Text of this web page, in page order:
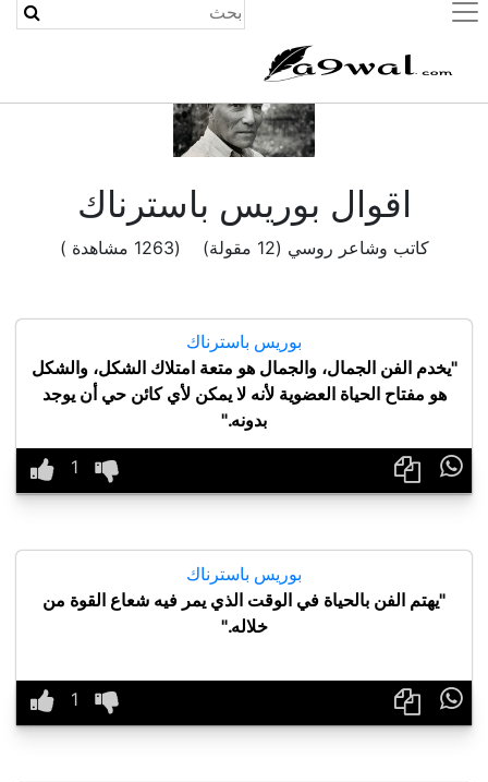
(current)
اقوال بوريس باسترناك
كاتب وشاعر روسي (12 مقولة) (1263 مشاهدة )
بوريس باسترناك
"يخدم الفن الجمال، والجمال هو متعة امتلاك الشكل، والشكل
هو مفتاح الحياة العضوية لأنه لا يمكن لأي كائن حي أن يوجد
بدونه."

بوريس باسترناك
"يهتم الفن بالحياة في الوقت الذي يمر فيه شعاع القوة من
خلاله."
